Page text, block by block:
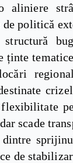
aliniere
politică
ținte
scade
de